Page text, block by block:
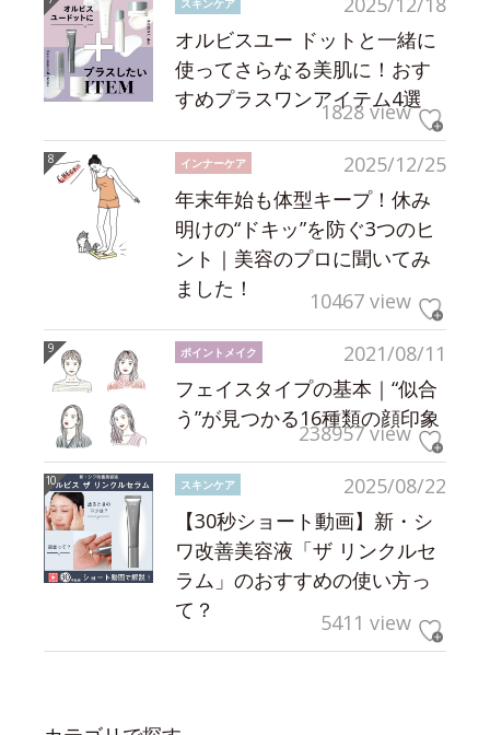
オルビスユー ドットと一緒に
使ってさらなる美肌に！おす
すめプラスワンアイテム4選
1828 view
2025/12/25
インナーケア
年末年始も体型キープ！休み
明けの“ドキッ”を防ぐ3つのヒ
ント｜美容のプロに聞いてみ
ました！
10467 view
2021/08/11
ポイントメイク
フェイスタイプの基本｜“似合
う”が見つかる16種類の顔印象
238957 view
2025/08/22
スキンケア
【30秒ショート動画】新・シ
ワ改善美容液「ザ リンクルセ
ラム」のおすすめの使い方っ
て？
5411 view